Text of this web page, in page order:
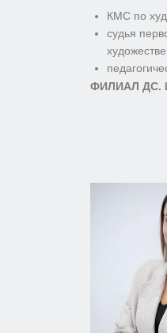
ФИЛИАЛ ДС.
КМС по
судья